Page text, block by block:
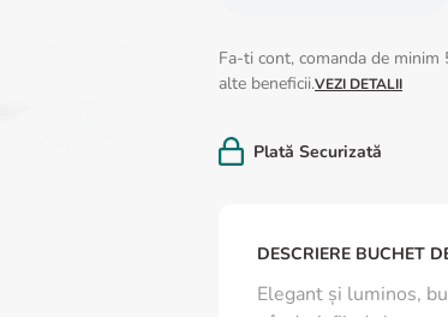
Fa-ti cont, comanda de
alte beneficii.VEZI DETALII
Plată Securizată
DESCRIERE BUCHET
Elegant și luminos,